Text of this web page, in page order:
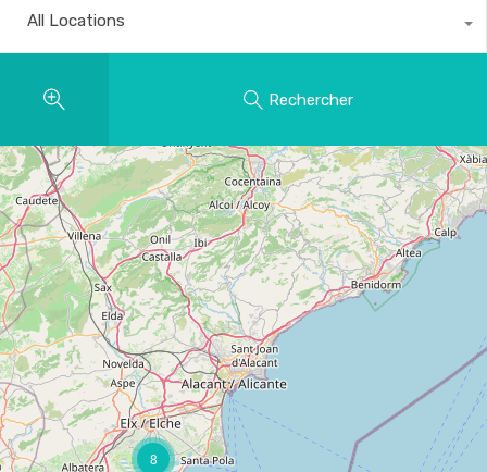
All Locations
Rechercher
8